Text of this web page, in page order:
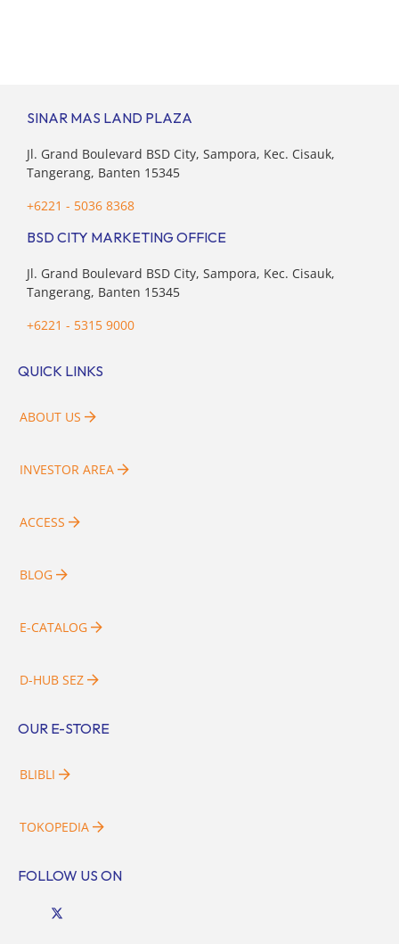
SINAR MAS LAND PLAZA
Jl. Grand Boulevard BSD City, Sampora, Kec. Cisauk,
Tangerang, Banten 15345
+6221 - 5036 8368
BSD CITY MARKETING OFFICE
Jl. Grand Boulevard BSD City, Sampora, Kec. Cisauk,
Tangerang, Banten 15345
+6221 - 5315 9000
QUICK LINKS
ABOUT US
INVESTOR AREA
ACCESS
BLOG
E-CATALOG
D-HUB SEZ
OUR E-STORE
BLIBLI
TOKOPEDIA
FOLLOW US ON